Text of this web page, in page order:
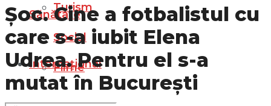
Turism
Social
Filme
Sănătate
Internațional
Șoc. Cine a fotbalistul cu
care s-a iubit Elena
Udrea. Pentru el s-a
mutat în București